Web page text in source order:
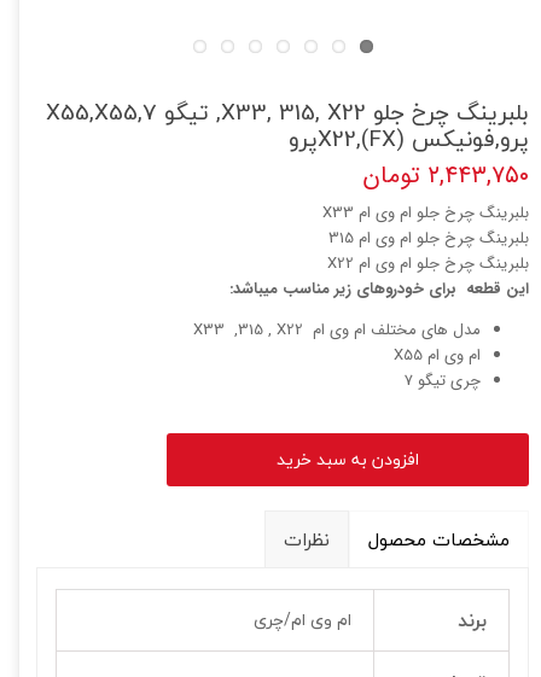
بلبرینگ چرخ جلو X33, 315, X22, تیگو 7,X55,X55
پرو,فونیکس (FX),X22پرو
۲,۴۴۳,۷۵۰ تومان
بلبرینگ چرخ جلو ام وی ام X33
بلبرینگ چرخ جلو ام وی ام 315
بلبرینگ چرخ جلو ام وی ام X22
این قطعه برای خودروهای زیر مناسب میباشد:
مدل های مختلف ام وی ام X33 ,315 , X22
ام وی ام X55
چری تیگو 7
افزودن به سبد خرید
مشخصات محصول نظرات
برند ام وی ام/چری